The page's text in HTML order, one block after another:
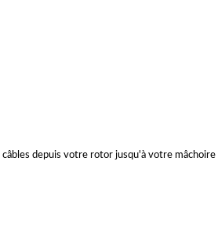
depuis votre rotor jusqu'à votre